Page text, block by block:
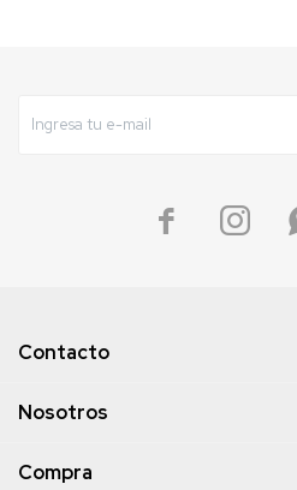
 
Contacto
Nosotros
Compra